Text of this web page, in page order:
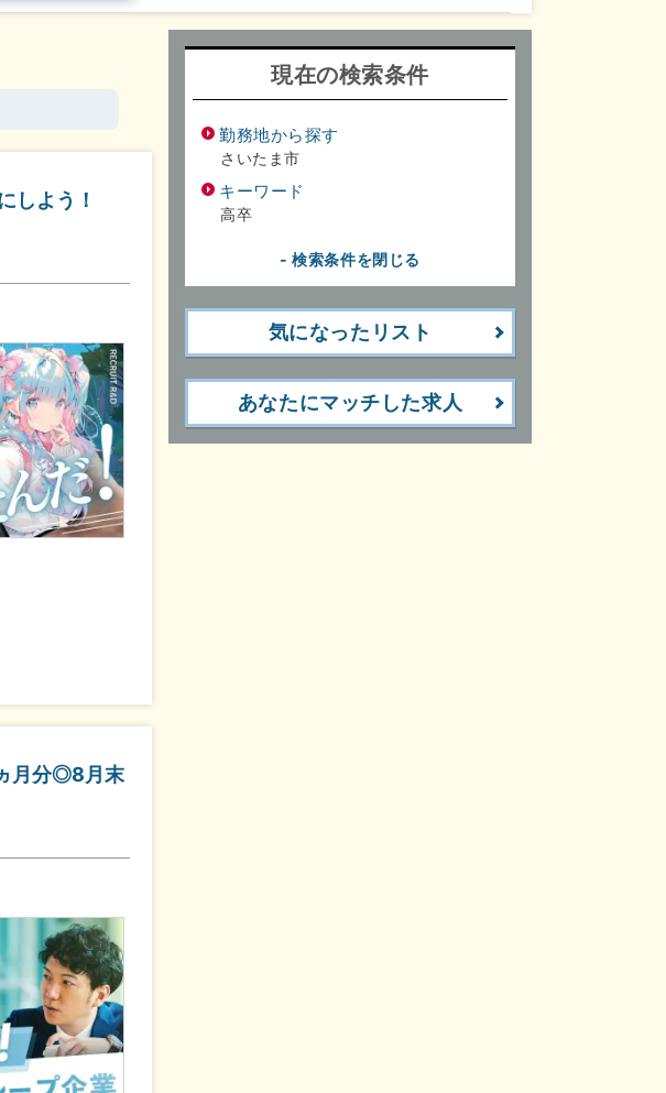
しよう！
月分◎8月末
現在の検索条件
勤務地から探す
さいたま市
キーワード
高卒
- 検索条件を閉じる
気になったリスト
あなたにマッチした求人